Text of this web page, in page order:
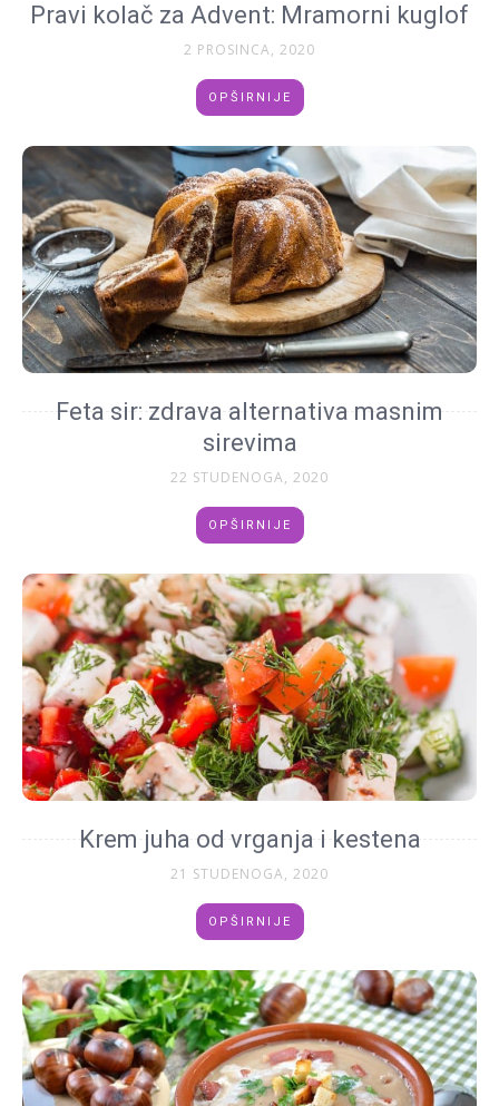
Pravi kolač za Advent: Mramorni kuglof
2 PROSINCA, 2020
OPŠIRNIJE
Feta sir: zdrava alternativa masnim
sirevima
22 STUDENOGA, 2020
OPŠIRNIJE
Krem juha od vrganja i kestena
21 STUDENOGA, 2020
OPŠIRNIJE